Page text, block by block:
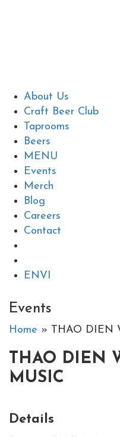
About Us
Craft Beer Club
Taprooms
Beers
MENU
Events
Merch
Blog
Careers
Contact
ENVI
Events
Home » THAO DIEN
THAO DIEN
MUSIC
Details